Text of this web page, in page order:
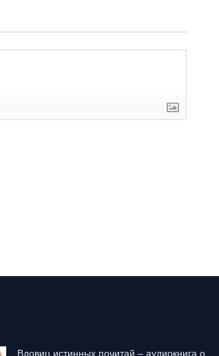
Вдовиц истинных почитай – аудиокнига о